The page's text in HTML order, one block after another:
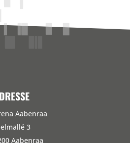
Aabenraa
3
Aabenraa